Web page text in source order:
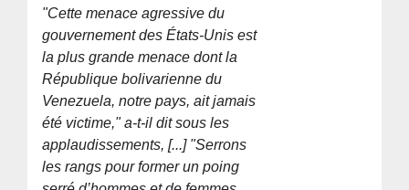
"Cette menace agressive du
gouvernement des États-Unis est
la plus grande menace dont la
République bolivarienne du
Venezuela, notre pays, ait jamais
été victime," a-t-il dit sous les
applaudissements, [...] "Serrons
les rangs pour former un poing